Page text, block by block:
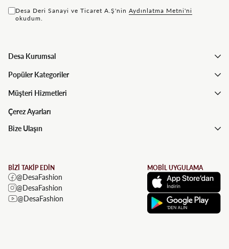
Desa Deri Sanayi ve Ticaret A.Ş'nin Aydınlatma Metni'ni
okudum.
Desa Kurumsal
Popüler Kategoriler
Müşteri Hizmetleri
Çerez Ayarları
Bize Ulaşın
BİZİ TAKİP EDİN
@DesaFashion
@DesaFashion
@DesaFashion
MOBİL UYGULAMA